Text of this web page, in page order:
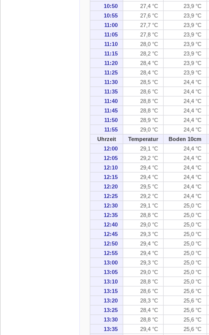
10:50
27,4 °C 23,9 °C
10:55
27,6 °C 23,9 °C
11:00
27,7 °C 23,9 °C
11:05
27,8 °C 23,9 °C
11:10
28,0 °C 23,9 °C
11:15
28,2 °C 23,9 °C
11:20
28,4 °C 23,9 °C
11:25
28,4 °C 23,9 °C
11:30
28,5 °C 24,4 °C
11:35
28,6 °C 24,4 °C
11:40
28,8 °C 24,4 °C
11:45
28,8 °C 24,4 °C
11:50
28,9 °C 24,4 °C
11:55
29,0 °C 24,4 °C
Uhrzeit
Temperatur Boden 10cm
12:00
29,1 °C 24,4 °C
12:05
29,2 °C 24,4 °C
12:10
29,4 °C 24,4 °C
12:15
29,4 °C 24,4 °C
12:20
29,5 °C 24,4 °C
12:25
29,2 °C 24,4 °C
12:30
29,1 °C 25,0 °C
12:35
28,8 °C 25,0 °C
12:40
29,0 °C 25,0 °C
12:45
29,3 °C 25,0 °C
12:50
29,4 °C 25,0 °C
12:55
29,4 °C 25,0 °C
13:00
29,3 °C 25,0 °C
13:05
29,0 °C 25,0 °C
13:10
28,8 °C 25,0 °C
13:15
28,6 °C 25,6 °C
13:20
28,3 °C 25,6 °C
13:25
28,4 °C 25,6 °C
13:30
28,8 °C 25,6 °C
13:35
29,4 °C 25,6 °C